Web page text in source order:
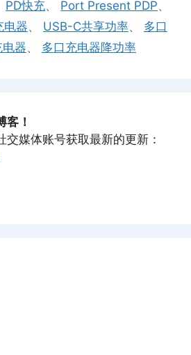
PD快充、 Port Present PDP、
电器、 USB-C共享功率、 多口
器、 多口充电器降功率
客！
交媒体账号获取最新的更新：